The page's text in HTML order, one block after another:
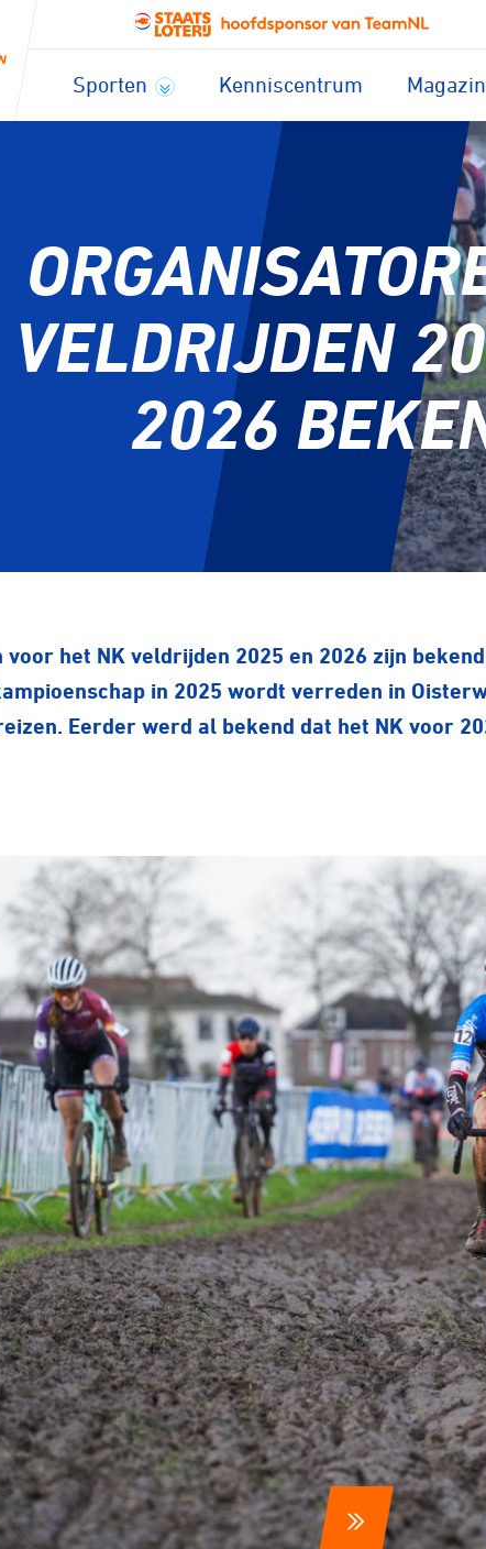
Sporten Kenniscentrum
VELDRIJDEN
2026
het NK veldrijden 2025 en 2026 zijn
in 2025 wordt verreden in
Eerder werd al bekend dat het NK voor